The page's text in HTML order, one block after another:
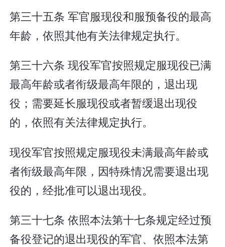
第三十五条 军官服现役和服预备役的最高
年龄，依照其他有关法律规定执行。
第三十六条 现役军官按照规定服现役已满
最高年龄或者衔级最高年限的，退出现
役；需要延长服现役或者暂缓退出现役
的，依照有关法律规定执行。
现役军官按照规定服现役未满最高年龄或
者衔级最高年限，因特殊情况需要退出现
役的，经批准可以退出现役。
第三十七条 依照本法第十七条规定经过预
备役登记的退出现役的军官、依照本法第